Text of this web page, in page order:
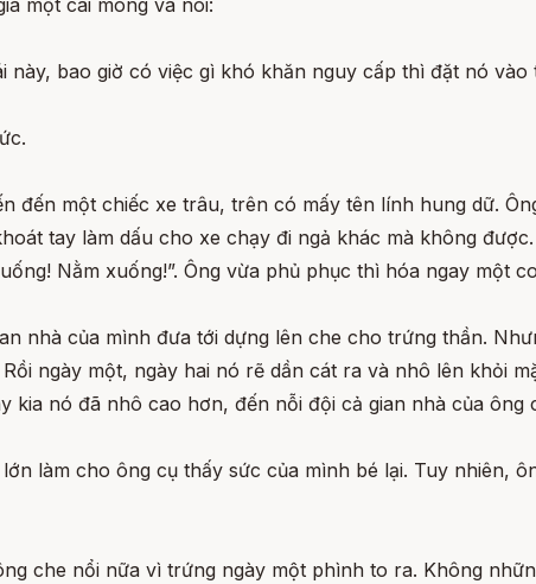
một cái móng và nói:
này, bao giờ có việc gì khó khăn nguy cấp thì đặt nó vào
đến một chiếc xe trâu, trên có mấy tên lính hung dữ.
tay làm dấu cho xe chạy đi ngả khác mà không
Nằm xuống!”. Ông vừa phủ phục thì hóa ngay một
nhà của mình đưa tới dựng lên che cho trứng thần.
ngày một, ngày hai nó rẽ dần cát ra và nhô lên khỏi
kia nó đã nhô cao hơn, đến nỗi đội cả gian nhà của ông
làm cho ông cụ thấy sức của mình bé lại. Tuy nhiên,
che nổi nữa vì trứng ngày một phình to ra. Không